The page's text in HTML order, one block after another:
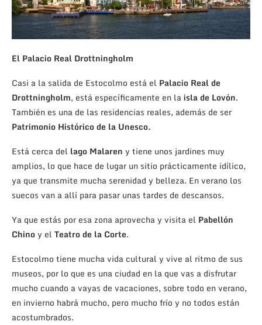
El Palacio Real Drottningholm
Casi a la salida de Estocolmo está el Palacio Real de
Drottningholm, está específicamente en laisla de Lovón.
También es una de las residencias reales, además de ser
Patrimonio Histórico de la Unesco.
Está cerca del lago Malaren y tiene unos jardines muy
amplios, lo que hace de lugar un sitio prácticamente idílico,
ya que transmite mucha serenidad y belleza. En verano los
suecos van a allí para pasar unas tardes de descansos.
Ya que estás por esa zona aprovecha y visita el Pabellón
Chinoy el Teatro de la Corte.
Estocolmo tiene mucha vida cultural y vive al ritmo de sus
museos, por lo que es una ciudad en la que vas a disfrutar
mucho cuando a vayas de vacaciones, sobre todo en verano,
en invierno habrá mucho, pero mucho frío y no todos están
acostumbrados.